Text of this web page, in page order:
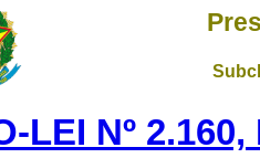
LEI Nº